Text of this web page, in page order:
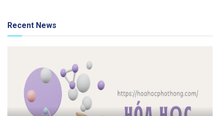
Recent News